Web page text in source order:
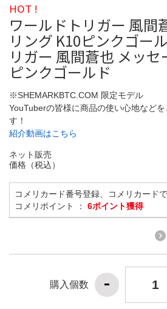
HOT !
ワールドトリガー 風間
リング K10ピンクゴー
リガー 風間蒼也 メッ
ピンクゴールド
※SHEMARKBTC.COM 限定モデル
YouTuberの皆様に商品の使い心地など
す！
紹介動画はこちら
ネット販売
価格（税込）
コメリカード番号登録、コメリカード
コメリポイント ： 6ポイント獲得
購入個数